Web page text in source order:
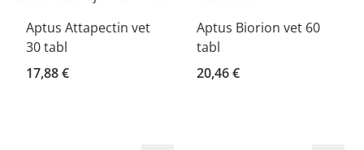
Aptus Attapectin vet
30 tabl
17,88 €
Aptus Biorion vet 60
tabl
20,46 €